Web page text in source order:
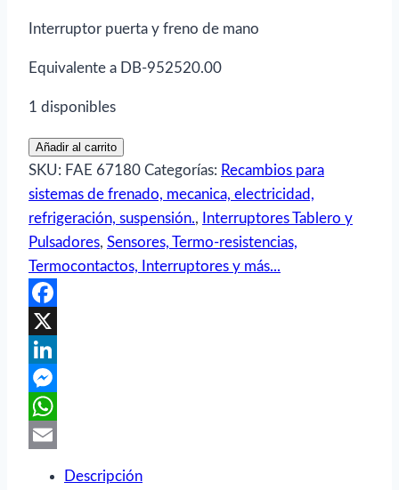
Interruptor puerta y freno de mano
Equivalente a DB-952520.00
1 disponibles
Interruptor
Puerta
Fiat
126,
127,
Panda,
Seat
127,
Ibiza,
Malaga
FAE
67180
Añadir al carrito
SKU: FAE 67180 Categorías: Recambios para
sistemas de frenado, mecanica, electricidad,
refrigeración, suspensión.,
Interruptores Tablero y
Pulsadores, Sensores, Termo-resistencias,
Termocontactos, Interruptores y más...
Facebook
X
LinkedIn
Messenger
WhatsApp
Descripción